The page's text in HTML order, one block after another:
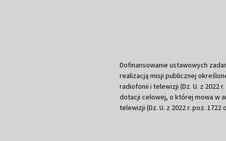
Dofinansowanie ustawowych
realizacją misji publicznej
radiofonii i telewizji (Dz. U. z 2022
dotacji celowej, o której mowa w
telewizji (Dz. U. z 2022 r. poz. 1722